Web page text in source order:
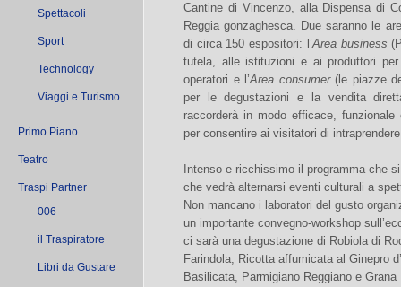
Spettacoli
Sport
Technology
Viaggi e Turismo
Primo Piano
Teatro
Traspi Partner
006
il Traspiratore
Libri da Gustare
Cantine di Vincenzo, alla Dispensa di
Reggia gonzaghesca. Due saranno le
di circa 150 espositori: l’Area business
tutela, alle istituzioni e ai produttori
operatori e l’Area consumer(le piazze
per le degustazioni e la vendita
raccorderà in modo efficace,
per consentire ai visitatori di
Intenso e ricchissimo il programma che
che vedrà alternarsi eventi culturali a
Non mancano i laboratori del gusto
un importante convegno-workshop
ci sarà una degustazione di Robiola di
Farindola, Ricotta affumicata al Ginepro
Basilicata, Parmigiano Reggiano e